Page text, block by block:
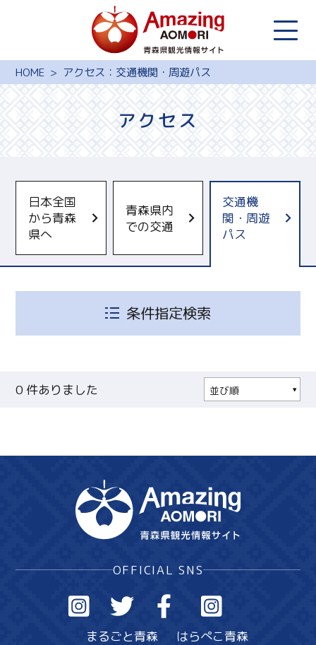
HOME アクセス：交通機関・周遊パス
アクセス
日本全国
から青森
県へ
青森県内
での交通
交通機
関・周遊
パス
条件指定検索
0 件ありました
並び順
OFFICIAL SNS
まるごと青森 はらぺこ青森
Twitter
Facebook
Line
Copy URL